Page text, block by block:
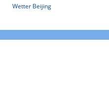
Wetter Beijing